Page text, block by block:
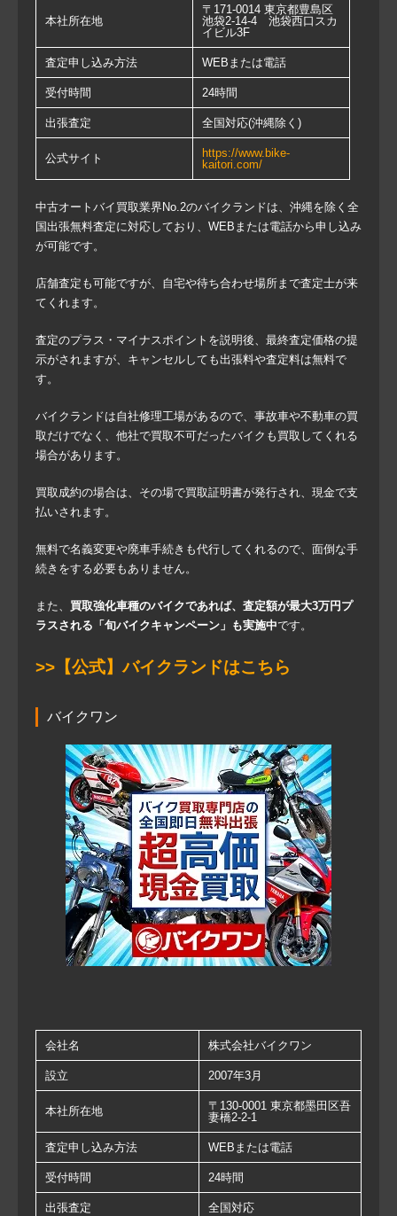
本社所在地
〒171-0014 東京都豊島区
池袋2-14-4 池袋西口スカ
イビル3F
査定申し込み方法 WEBまたは電話
受付時間 24時間
出張査定 全国対応(沖縄除く)
公式サイト
https://www.bike-
kaitori.com/
中古オートバイ買取業界No.2のバイクランドは、沖縄を除く全
国出張無料査定に対応しており、WEBまたは電話から申し込み
が可能です。
店舗査定も可能ですが、自宅や待ち合わせ場所まで査定士が来
てくれます。
査定のプラス・マイナスポイントを説明後、最終査定価格の提
示がされますが、キャンセルしても出張料や査定料は無料で
す。
バイクランドは自社修理工場があるので、事故車や不動車の買
取だけでなく、他社で買取不可だったバイクも買取してくれる
場合があります。
買取成約の場合は、その場で買取証明書が発行され、現金で支
払いされます。
無料で名義変更や廃車手続きも代行してくれるので、面倒な手
続きをする必要もありません。
また、 買取強化車種のバイクであれば、査定額が最大3万円プ
ラスされる「旬バイクキャンペーン」も実施中です。
>>【公式】バイクランドはこちら
バイクワン
会社名 株式会社バイクワン
設立 2007年3月
本社所在地
〒130-0001 東京都墨田区吾
妻橋2-2-1
査定申し込み方法 WEBまたは電話
受付時間 24時間
出張査定 全国対応